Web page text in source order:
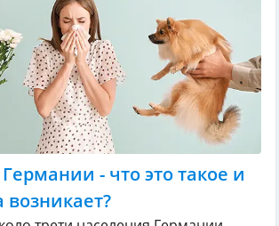
- что это такое и